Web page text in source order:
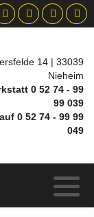
14 | 33039
Nieheim
0 52 74 - 99
99 039
0 52 74 - 99 99
049